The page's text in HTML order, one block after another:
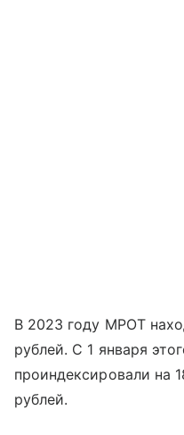
В 2023 году МРОТ
рублей. С 1 января
проиндексировали на
рублей.